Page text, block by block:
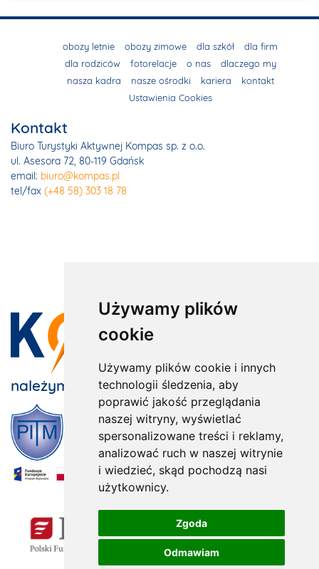
Używamy plików
cookie
Używamy plików cookie i innych
technologii śledzenia, aby
poprawić jakość przeglądania
naszej witryny, wyświetlać
spersonalizowane treści i reklamy,
analizować ruch w naszej witrynie
i wiedzieć, skąd pochodzą nasi
użytkownicy.
Zgoda
Odmawiam
x
obozy letnie obozy zimowe dla szkół
dla firm
dla rodziców
fotorelacje o nas
dlaczego my
nasza kadra
nasze ośrodki kariera
kontakt
Ustawienia Cookies
Kontakt
Biuro Turystyki Aktywnej Kompas sp. z o.o.
ul. Asesora 72, 80-119 Gdańsk
email: biuro@kompas.pl
tel/fax (+48 58) 303 18 78
należymy do: